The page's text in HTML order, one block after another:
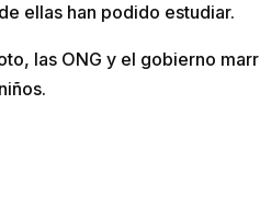
ellas han podido estudiar.
las ONG y el gobierno